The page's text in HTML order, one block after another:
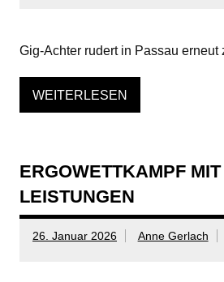
Gig-Achter rudert in Passau erneut
WEITERLESEN
ERGOWETTKAMPF
LEISTUNGEN
26. Januar 2026 Anne Gerlach